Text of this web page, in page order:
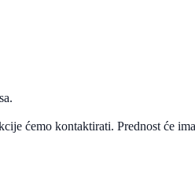
ćemo kontaktirati. Prednost će